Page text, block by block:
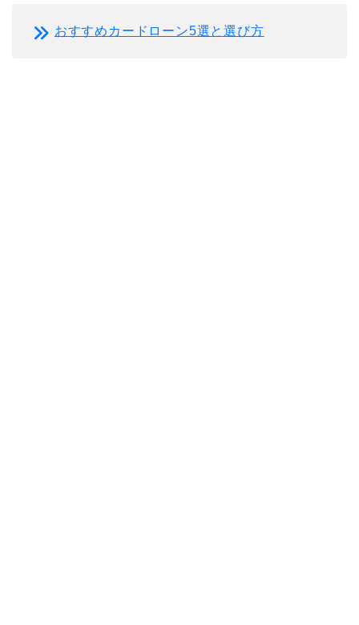
おすすめカードローン5選と選び方